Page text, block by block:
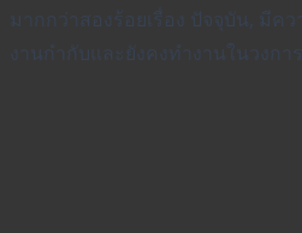
มากกว่าสองร้อยเรื่อง ปัจจุบัน, มีค
งานกำกับและยังคงทำงานในวงก